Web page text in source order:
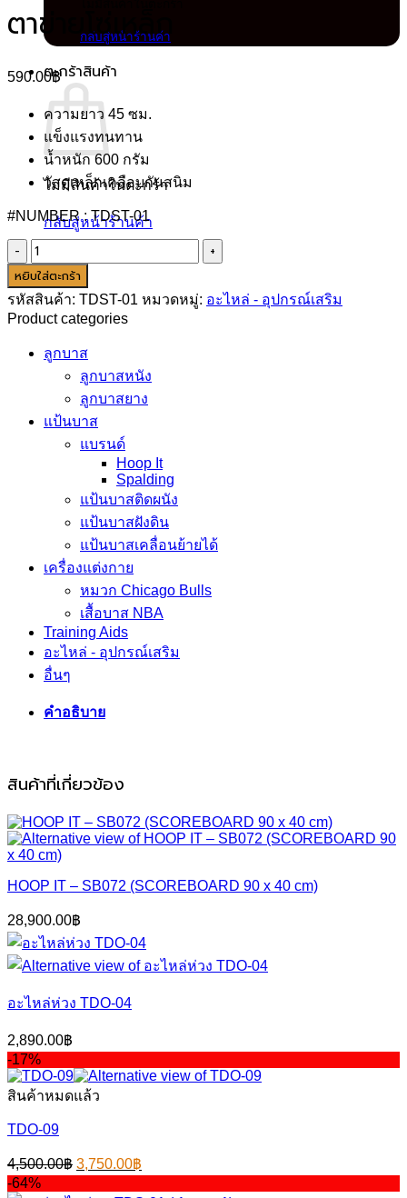
กลับสู่หน้าร้านค้า
ตะกร้าสินค้า
ไม่มีสินค้าในตะกร้า
กลับสู่หน้าร้านค้า
ตาข่ายโซ่เหล็ก
590.00฿
ความยาว 45 ซม.
แข็งแรงทนทาน
น้ำหนัก 600 กรัม
วัสดุเหล็กเคลือบกันสนิม
#NUMBER : TDST-01
จำนวน
ตาข่าย
โซ่
เหล็ก
หยิบใส่ตะกร้า
รหัสสินค้า: TDST-01 หมวดหมู่: อะไหล่ - อุปกรณ์เสริม
Product categories
ลูกบาส
ลูกบาสหนัง
ลูกบาสยาง
แป้นบาส
แบรนด์
Hoop It
Spalding
แป้นบาสติดผนัง
แป้นบาสฝังดิน
แป้นบาสเคลื่อนย้ายได้
เครื่องแต่งกาย
หมวก Chicago Bulls
เสื้อบาส NBA
Training Aids
อะไหล่ - อุปกรณ์เสริม
อื่นๆ
คำอธิบาย
สินค้าที่เกี่ยวข้อง
HOOP IT – SB072 (SCOREBOARD 90 x 40 cm)
28,900.00฿
อะไหล่ห่วง TDO-04
2,890.00฿
-17%
สินค้าหมดแล้ว
TDO-09
4,500.00฿ Original
price
was:
3,750.00฿
price
is:
-64%